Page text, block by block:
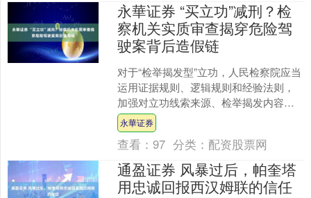
永華证券 “买立功”减刑？检
察机关实质审查揭穿危险驾
驶案背后造假链
对于“检举揭发型”立功，人民检察院应当
运用证据规则、逻辑规则和经验法则，
加强对立功线索来源、检举揭发内容的
实质性审查，准确认定立功情节。 12月
23日，最高人民....
永華证券
查看：97 分类： 配资股票网
通盈证券 风暴过后，帕奎塔
用忠诚回报西汉姆联的信任